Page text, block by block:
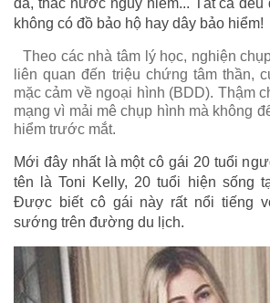
đá, thác nước nguy hiểm... Tất cả
không có đồ bảo hộ hay dây bảo hiểm!
Theo các nhà tâm lý học, nghiện
liên quan đến triệu chứng tâm thần,
mặc cảm về ngoại hình (BDD). Thậm
mạng vì mải mê chụp hình mà không
hiểm trước mắt.
Mới đây nhất là một cô gái 20 tuổi
tên là Toni Kelly, 20 tuổi hiện sống
Được biết cô gái này rất nổi tiếng
sướng trên đường du lịch.